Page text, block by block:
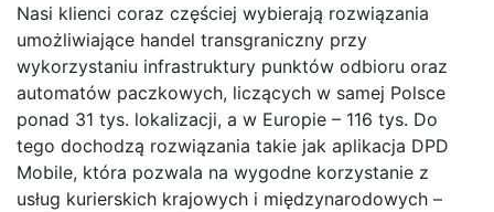
Nasi klienci coraz częściej wybierają rozwiązania
umożliwiające handel transgraniczny przy
wykorzystaniu infrastruktury punktów odbioru oraz
automatów paczkowych, liczących w samej Polsce
ponad 31 tys. lokalizacji, a w Europie – 116 tys. Do
tego dochodzą rozwiązania takie jak aplikacja DPD
Mobile, która pozwala na wygodne korzystanie z
usług kurierskich krajowych i międzynarodowych –